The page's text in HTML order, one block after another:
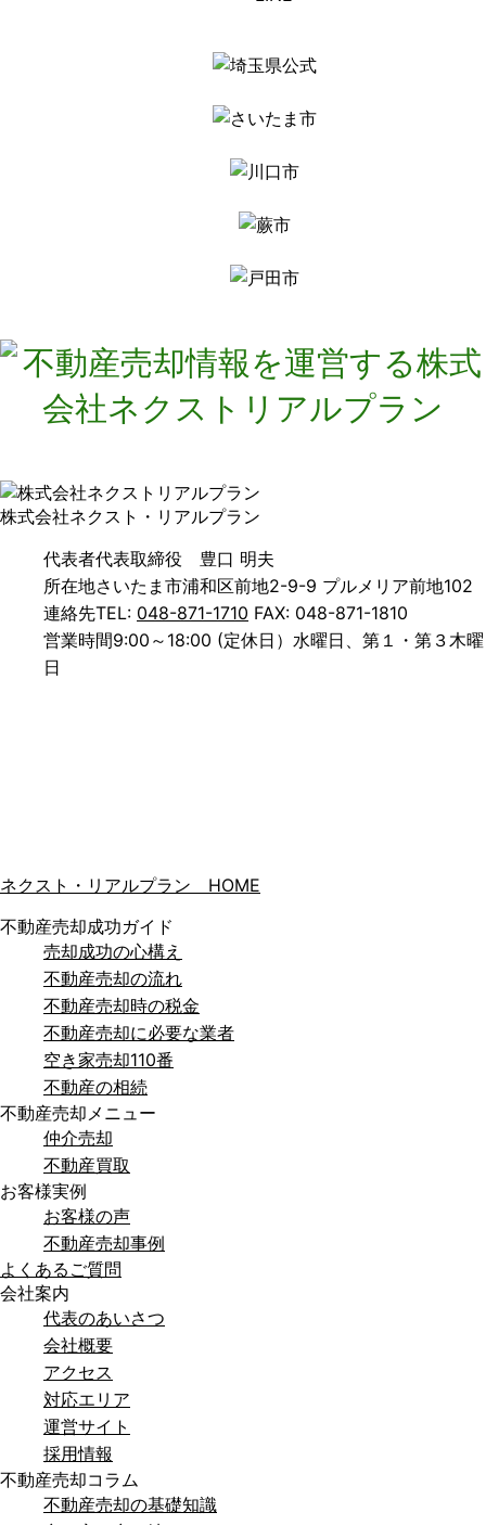
株式会社ネクスト・リアルプラン
代表者代表取締役 豊口 明夫
所在地さいたま市浦和区前地2-9-9 プルメリア前地102
連絡先TEL: 048-871-1710 FAX: 048-871-1810
営業時間9:00～18:00 (定休日）水曜日、第１・第３木曜
日
ネクスト・リアルプラン HOME
不動産売却成功ガイド
売却成功の心構え
不動産売却の流れ
不動産売却時の税金
不動産売却に必要な業者
空き家売却110番
不動産の相続
不動産売却メニュー
仲介売却
不動産買取
お客様実例
お客様の声
不動産売却事例
よくあるご質問
会社案内
代表のあいさつ
会社概要
アクセス
対応エリア
運営サイト
採用情報
不動産売却コラム
不動産売却の基礎知識